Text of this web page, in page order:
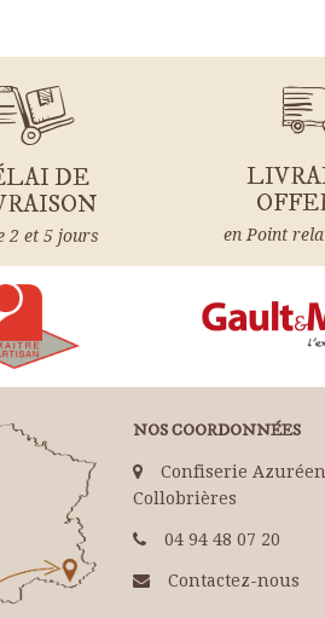
DE
2 et 5 jours en Point
NOS COORDONNÉES
Confiserie
Collobrières
04 94 48 07 20
Contactez-nous